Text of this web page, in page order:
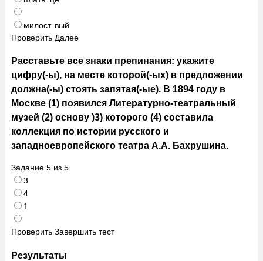
милост..вый
Проверить Далее
Расставьте все знаки препинания: укажите
цифру(-ы), на месте которой(-ых) в предложении
должна(-ы) стоять запятая(-ые). В 1894 году в
Москве (1) появился Литературно-театральный
музей (2) основу )3) которого (4) составила
коллекция по истории русского и
западноевропейского театра А.А. Бахрушина.
Задание 5из 5
3
4
1
Проверить Завершить тест
Результаты